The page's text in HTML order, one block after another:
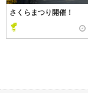
さくらまつり開催！